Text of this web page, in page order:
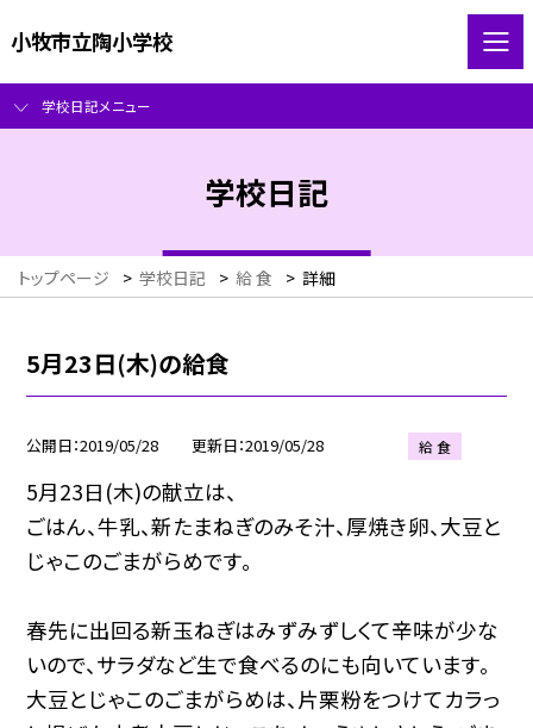
小牧市立陶小学校
学校日記メニュー
学校日記
トップページ > 学校日記 > 給 食 > 詳細
5月23日(木)の給食
公開日 2019/05/28 更新日 2019/05/28 給 食
5月23日(木)の献立は、
ごはん、牛乳、新たまねぎのみそ汁、厚焼き卵、大豆と
じゃこのごまがらめです。
春先に出回る新玉ねぎはみずみずしくて辛味が少な
いので、サラダなど生で食べるのにも向いています。
大豆とじゃこのごまがらめは、片栗粉をつけてカラっ